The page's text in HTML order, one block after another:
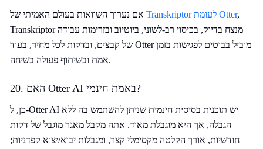
Transkriptor לעומת Otter,
Transkriptor מנצח בדיוק, בכיסוי רב-לשוני, ביוטיוב ובזרימות עבודה
של קבצים, ובדקות לכל מחיר, בעוד Otter מוביל בבוטים לפגישות בזמן
אמת ובשיתוף פעולה בשיחה.
20. האם Otter AI באמת חינמי?
כן, ל-Otter AI יש תוכנית בסיסית חינמית שניתן להשתמש בה ללא
הגבלה, אך היא מוגבלת מאוד. אתה מקבל מאגר מוגבל של דקות
חודשיות, אורך הקלטה מקסימלי קצר, ומגבלות יבוא/יצוא קפדניות;